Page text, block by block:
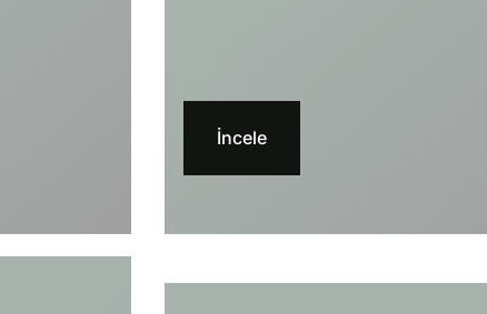
İncele